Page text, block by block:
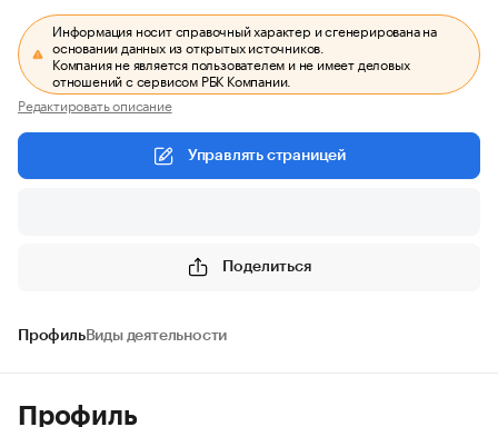
Информация носит справочный характер и сгенерирована на
основании данных из открытых источников.
Компания не является пользователем и не имеет деловых
отношений с сервисом РБК Компании.
Редактировать описание
Управлять страницей
Поделиться
ПрофильВиды деятельности
Профиль